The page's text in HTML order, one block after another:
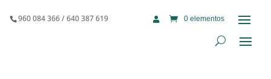
960 084 366 / 640 387 619 0 elementos
